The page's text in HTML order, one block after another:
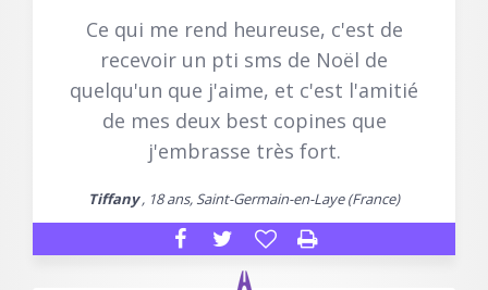
Ce qui me rend heureuse, c'est de
recevoir un pti sms de Noël de
quelqu'un que j'aime, et c'est l'amitié
de mes deux best copines que
j'embrasse très fort.
Tiffany, 18 ans, Saint-Germain-en-Laye (France)